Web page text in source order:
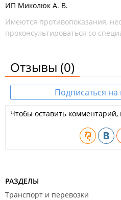
ИП Миколюк А. В.
Имеются противопоказания,
проконсультироваться со
Отзывы (0)
Подписаться
Чтобы оставить комментарий,
РАЗДЕЛЫ
Транспорт и перевозки